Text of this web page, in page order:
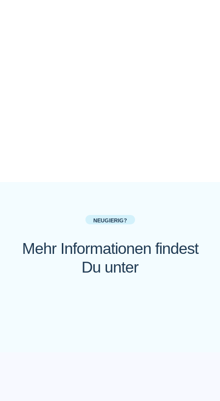
NEUGIERIG?
Mehr Informationen findest
Du unter